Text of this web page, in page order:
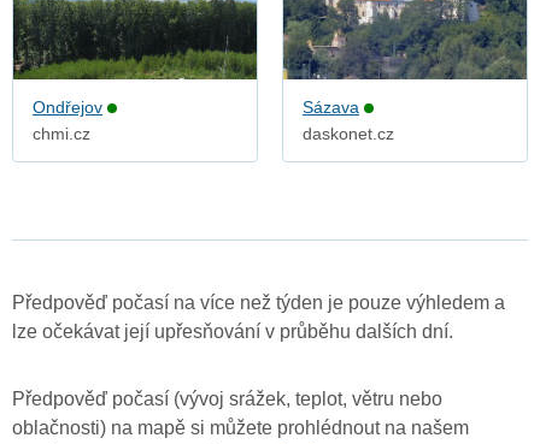
Ondřejov
chmi.cz
Sázava
daskonet.cz
Předpověď počasí na více než týden je pouze výhledem a
lze očekávat její upřesňování v průběhu dalších dní.
Předpověď počasí (vývoj srážek, teplot, větru nebo
oblačnosti) na mapě si můžete prohlédnout na našem